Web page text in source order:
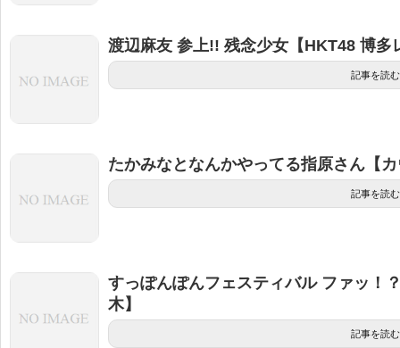
渡辺麻友 参上!! 残念少女【HKT48 博多
記事を読む
たかみなとなんかやってる指原さん【
記事を読む
すっぽんぽんフェスティバル ファッ！
木】
記事を読む